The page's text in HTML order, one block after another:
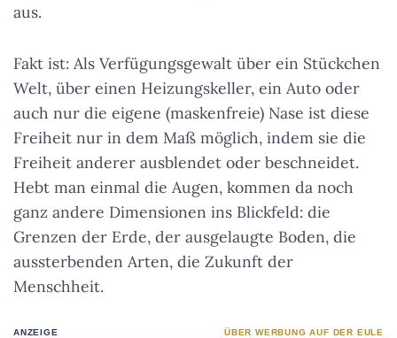
aus.
Fakt ist: Als Verfügungsgewalt über ein Stückchen
Welt, über einen Heizungskeller, ein Auto oder
auch nur die eigene (maskenfreie) Nase ist diese
Freiheit nur in dem Maß möglich, indem sie die
Freiheit anderer ausblendet oder beschneidet.
Hebt man einmal die Augen, kommen da noch
ganz andere Dimensionen ins Blickfeld: die
Grenzen der Erde, der ausgelaugte Boden, die
aussterbenden Arten, die Zukunft der
Menschheit.
ANZEIGE ÜBER WERBUNG AUF DER EULE